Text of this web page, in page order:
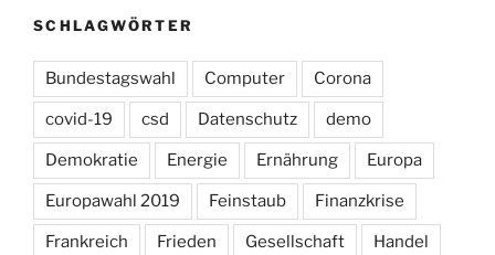
SCHLAGWÖRTER
Bundestagswahl Computer Corona
covid-19 csd Datenschutz demo
Demokratie Energie Ernährung Europa
Europawahl 2019 Feinstaub Finanzkrise
Frankreich Frieden Gesellschaft Handel